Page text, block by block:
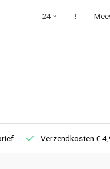
Verzendkosten € 4,95